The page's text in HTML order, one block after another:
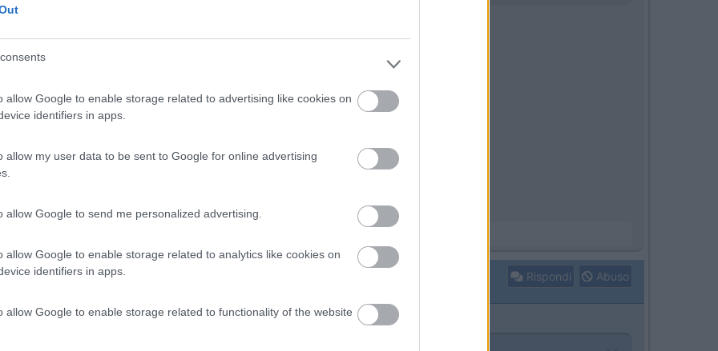
allow Google to enable storage related to advertising like cookies on
identifiers in apps.
allow my user data to be sent to Google for online advertising
allow Google to send me personalized advertising.
allow Google to enable storage related to analytics like cookies on
identifiers in apps.
allow Google to enable storage related to functionality of the website
inserire corpo farfallato.
male, senza leggere le istruzioni !****
Rispondi Abuso